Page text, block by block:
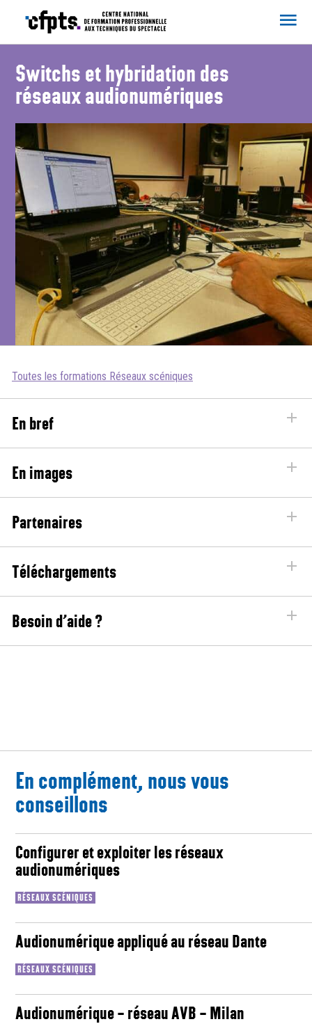
Switchs et hybridation des
réseaux audionumériques
Toutes les formations Réseaux scéniques
En bref
En images
Partenaires
Téléchargements
Besoin d’aide ?
En complément, nous vous
conseillons
Configurer et exploiter les réseaux
audionumériques
RÉSEAUX SCÉNIQUES
Audionumérique appliqué au réseau Dante
RÉSEAUX SCÉNIQUES
Audionumérique – réseau AVB – Milan